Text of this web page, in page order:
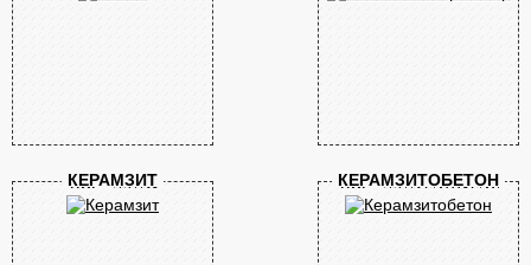
КЕРАМЗИТ КЕРАМЗИТОБЕТОН